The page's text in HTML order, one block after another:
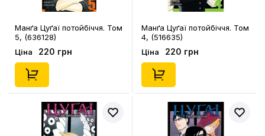
Манґа Цуґаї потойбіччя. Том
5, (636128)
Ціна 220 грн
Манґа Цуґаї потойбіччя. Том
4, (516635)
Ціна 220 грн